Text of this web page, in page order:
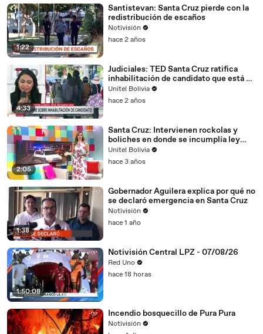
00:35
hablado mucho, pero lo que se
00:35
ha quedado realmente incómodo
00:36
con algo que nosotros hemos
00:36
hablado mucho, pero lo que se
00:37
ha quedado realmente incómodo
00:37
con algo que nosotros hemos
00:38
hablado mucho, pero lo que se
00:38
ha quedado realmente incómodo
00:39
con algo que nosotros hemos
00:39
hablado mucho, pero lo que se
00:40
ha quedado realmente incómodo
00:41
con algo que nosotros hemos
00:41
hablado mucho, pero lo que se
00:42
ha quedado realmente incómodo
00:42
con algo que nosotros hemos
00:43
hablado mucho, pero lo que se
00:43
ha quedado realmente incómodo
00:44
con algo que nosotros hemos
00:44
hablado mucho, pero lo que se
1:22
Santistevan: Santa Cruz pierde con la
redistribución de escaños
Notivisión
hace 2 años
4:33
​Judiciales: TED Santa Cruz ratifica
inhabilitación de candidato que está en
papeleta electoral
Unitel Bolivia
hace 2 años
2:05
Santa Cruz: Intervienen rockolas y
boliches en donde se incumplía ley
seca
Unitel Bolivia
hace 3 años
1:38
Gobernador Aguilera explica por qué no
se declaró emergencia en Santa Cruz
Notivisión
hace 1 año
1:50:08
Notivisión Central LPZ - 07/08/26
Red Uno
hace 18 horas
Incendio bosquecillo de Pura Pura
Notivisión